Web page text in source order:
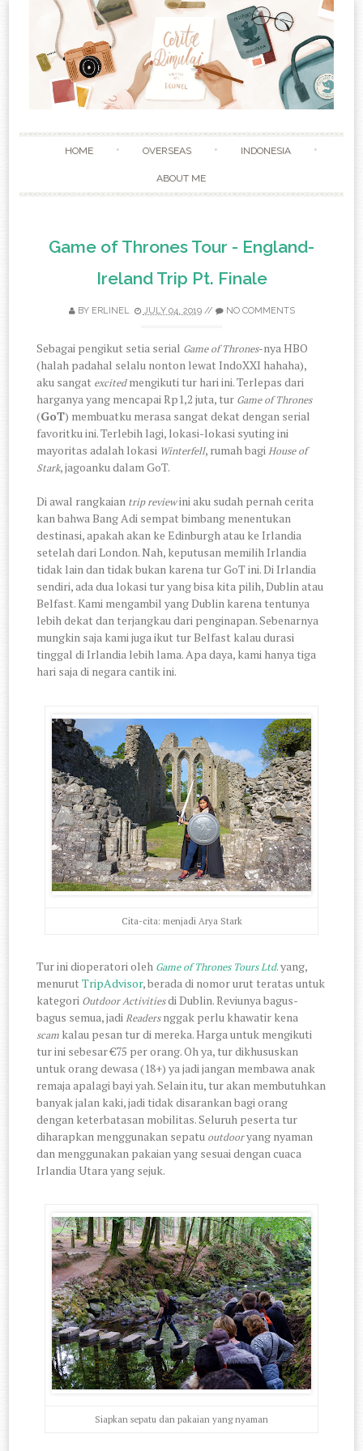
HOME OVERSEAS INDONESIA
ABOUT ME
Game of Thrones Tour - England-
Ireland Trip Pt. Finale
BY ERLINEL JULY 04, 2019// NO COMMENTS
Sebagai pengikut setia serial Game of Thrones-nya HBO
(halah padahal selalu nonton lewat IndoXXI hahaha),
aku sangat excitedmengikuti tur hari ini. Terlepas dari
harganya yang mencapai Rp1,2 juta, tur Game of Thrones
(GoT) membuatku merasa sangat dekat dengan serial
favoritku ini. Terlebih lagi, lokasi-lokasi syuting ini
mayoritas adalah lokasi Winterfell, rumah bagiHouse of
Stark, jagoanku dalam GoT.
Di awal rangkaian trip reviewini aku sudah pernah cerita
kan bahwa Bang Adi sempat bimbang menentukan
destinasi, apakah akan ke Edinburgh atau ke Irlandia
setelah dari London. Nah, keputusan memilih Irlandia
tidak lain dan tidak bukan karena tur GoT ini. Di Irlandia
sendiri, ada dua lokasi tur yang bisa kita pilih, Dublin atau
Belfast. Kami mengambil yang Dublin karena tentunya
lebih dekat dan terjangkau dari penginapan. Sebenarnya
mungkin saja kami juga ikut tur Belfast kalau durasi
tinggal di Irlandia lebih lama. Apa daya, kami hanya tiga
hari saja di negara cantik ini.
Cita-cita: menjadi Arya Stark
Tur ini dioperatori oleh Game of Thrones Tours Ltd.yang,
menurutTripAdvisor, berada di nomor urut teratas untuk
kategori Outdoor Activitiesdi Dublin. Reviunya bagus-
bagus semua, jadiReadersnggak perlu khawatir kena
scam kalau pesan tur di mereka. Harga untuk mengikuti
tur ini sebesar €75 per orang. Oh ya, tur dikhususkan
untuk orang dewasa (18+) ya jadi jangan membawa anak
remaja apalagi bayi yah. Selain itu, tur akan membutuhkan
banyak jalan kaki, jadi tidak disarankan bagi orang
dengan keterbatasan mobilitas. Seluruh peserta tur
diharapkan menggunakan sepatu outdooryang nyaman
dan menggunakan pakaian yang sesuai dengan cuaca
Irlandia Utara yang sejuk.
Siapkan sepatu dan pakaian yang nyaman